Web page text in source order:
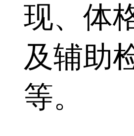
现、体
及辅助
等。